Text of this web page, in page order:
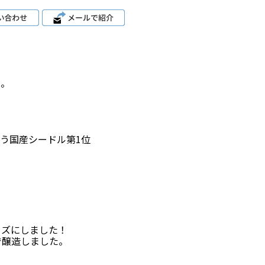
国産シードル第1位
にしました！
造しました。